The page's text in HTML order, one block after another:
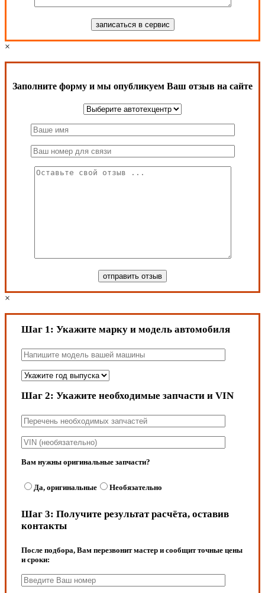
×
Заполните форму и мы опубликуем Ваш отзыв на сайте
×
Шаг 1: Укажите марку и модель автомобиля
Шаг 2: Укажите необходимые запчасти и VIN
Вам нужны оригинальные запчасти?
Да, оригинальные Необязательно
Шаг 3: Получите результат расчёта, оставив
контакты
После подбора, Вам перезвонит мастер и сообщит точные цены
и сроки: